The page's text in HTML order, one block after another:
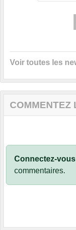
Voir toutes les
COMMENTEZ
Connectez-vous
commentaires.